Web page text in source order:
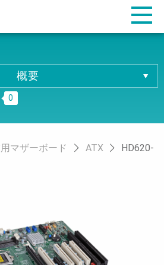
概要
概要
ウンロード
注文情報
0
マザーボード ATX
HD620-